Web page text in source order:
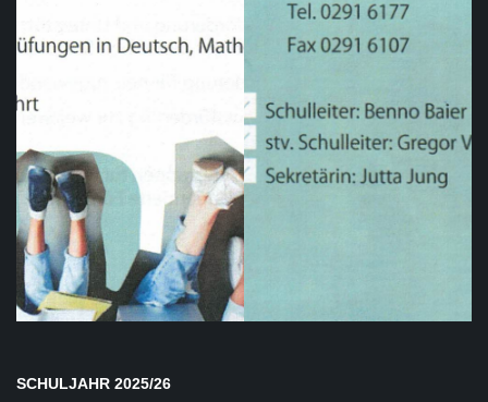
SCHULJAHR 2025/26